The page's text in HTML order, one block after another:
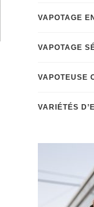
VAPOTAGE
VAPOTAGE
VAPOTEUSE
VARIÉTÉS